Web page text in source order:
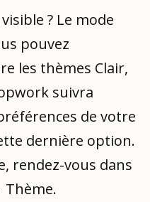
? Le mode
pouvez
les thèmes Clair,
suivra
de votre
dernière option.
rendez-vous dans